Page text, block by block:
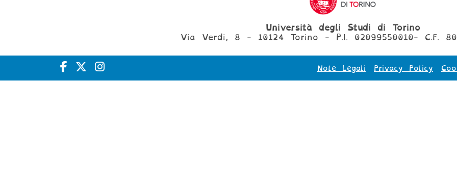
Università degli Studi di Torino
Via Verdi, 8 - 10124 Torino - P.I. 02099550010- C.F.
Note Legali Privacy Policy